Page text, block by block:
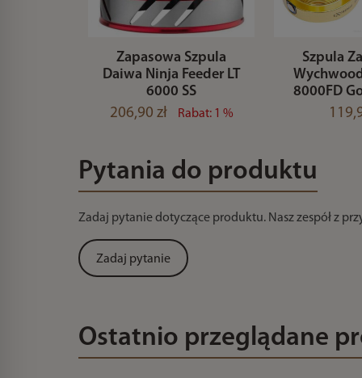
Zapasowa Szpula
Daiwa Ninja Feeder LT
6000 SS
206,90 zł
Rabat: 1 %
Szpula
8000FD
Pytania do produktu
Zadaj pytanie dotyczące produktu. Nasz zespół z
Zadaj pytanie
Ostatnio przeglądane